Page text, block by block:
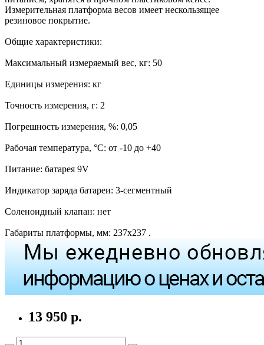
Измерительная платформа весов имеет нескользящее
резиновое покрытие.
Общие характеристики:
Максимальный измеряемый вес, кг: 50
Единицы измерения: кг
Точность измерения, г: 2
Погрешность измерения, %: 0,05
Рабочая температура, °C: от -10 до +40
Питание: батарея 9V
Индикатор заряда батареи: 3-сегментный
Соленоидный клапан: нет
Габариты платформы, мм: 237x237 .
13 950 р.